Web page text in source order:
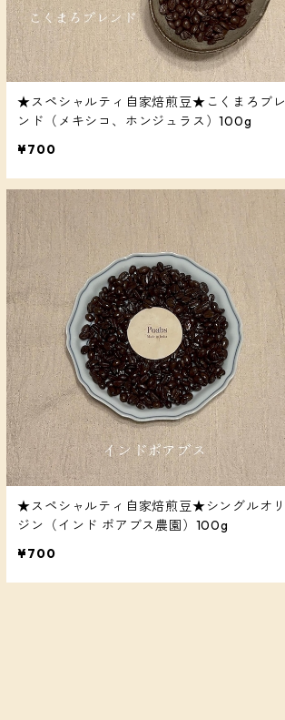
★スペシャルティ自家焙煎豆★こくまろブレ
ンド（メキシコ、ホンジュラス）100g
¥700
★スペシャルティ自家焙煎豆★シングルオリ
ジン（インド ポアブス農園）100g
¥700